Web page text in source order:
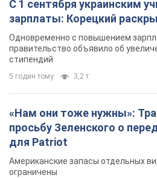
С 1 сентября украинским
зарплаты: Корецкий
Одновременно с повышением
правительство объявило об
стипендий
5 годин тому 3,2 т.
«Нам они тоже нужны»:
просьбу Зеленского о
для Patriot
Американские запасы отдельных
ограничены